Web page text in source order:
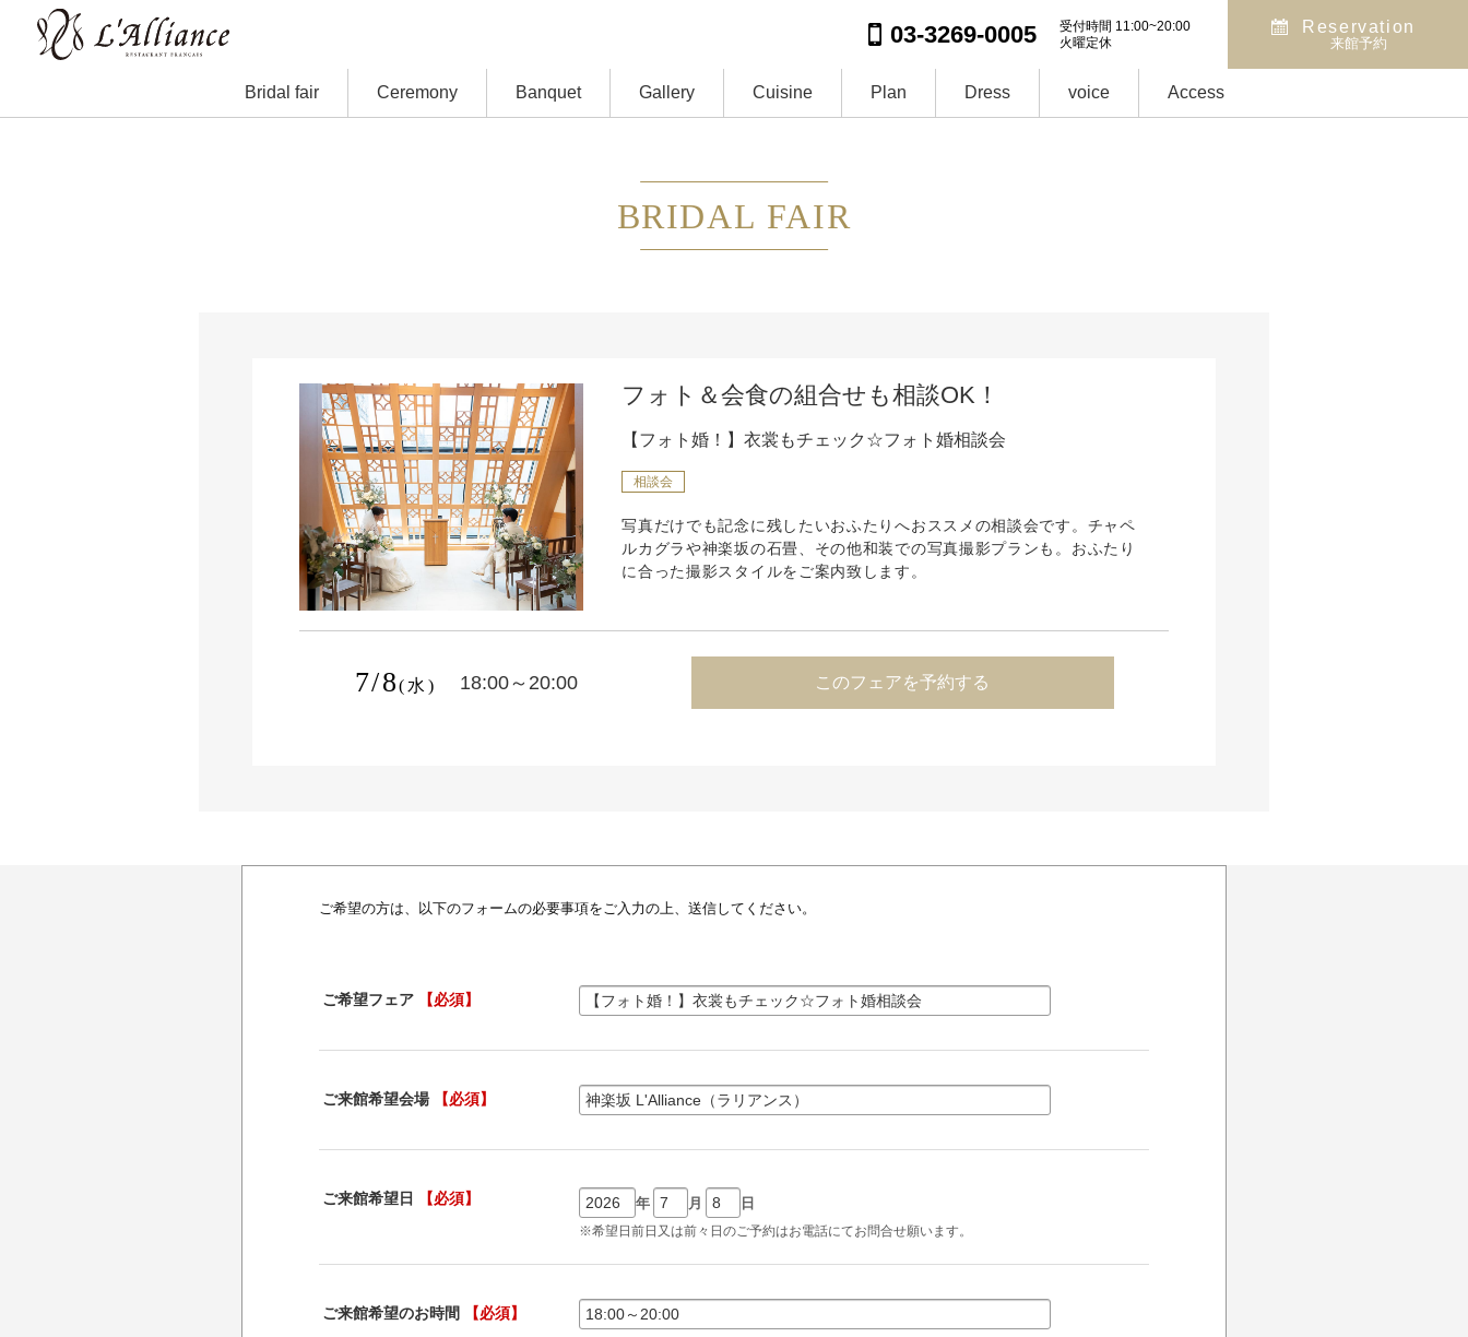
03-3269-0005
受付時間 11:00~20:00
火曜定休
Reservation
来館予約
Bridal fair Ceremony Banquet Gallery Cuisine Plan Dress voice Access
BRIDAL FAIR
フォト＆会食の組合せも相談OK！
【フォト婚！】衣裳もチェック☆フォト婚相談会
相談会
写真だけでも記念に残したいおふたりへおススメの相談会です。チャペ
ルカグラや神楽坂の石畳、その他和装での写真撮影プランも。おふたり
に合った撮影スタイルをご案内致します。
7/8(水) 18:00～20:00 このフェアを予約する